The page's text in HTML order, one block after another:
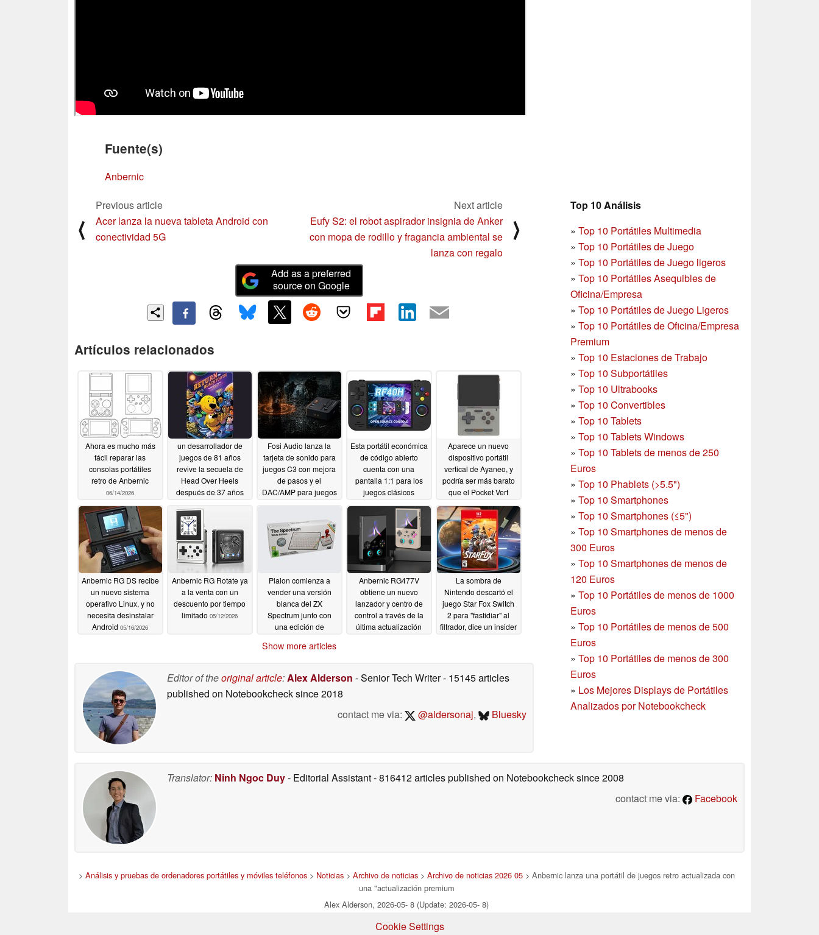
Fuente(s)
Anbernic
Top 10 Análisis
» Top 10 Portátiles Multimedia
» Top 10 Portátiles de Juego
» Top 10 Portátiles de Juego ligeros
» Top 10 Portátiles Asequibles de
Oficina/Empresa
» Top 10 Portátiles de Juego Ligeros
» Top 10 Portátiles de Oficina/Empresa
Premium
» Top 10 Estaciones de Trabajo
» Top 10 Subportátiles
» Top 10 Ultrabooks
» Top 10 Convertibles
» Top 10 Tablets
» Top 10 Tablets Windows
» Top 10 Tablets de menos de 250
Euros
» Top 10 Phablets (>5.5")
» Top 10 Smartphones
» Top 10 Smartphones (≤5")
» Top 10 Smartphones de menos de
300 Euros
» Top 10 Smartphonesde menos de
120 Euros
» Top 10 Portátiles de menos de 1000
Euros
» Top 10 Portátiles de menos de 500
Euros
» Top 10 Portátiles de menos de 300
Euros
» Los Mejores Displays de Portátiles
Analizados por Notebookcheck
⟨
Previous article
Acer lanza la nueva tableta Android con
conectividad 5G
Next article
Eufy S2: el robot aspirador insignia de Anker
con mopa de rodillo y fragancia ambiental se
lanza con regalo
⟩
Add as a preferred
source on Google
Artículos relacionados
Ahora es mucho más
fácil reparar las
consolas portátiles
retro de Anbernic
06/14/2026
un desarrollador de
juegos de 81 años
revive la secuela de
Head Over Heels
después de 37 años
Fosi Audio lanza la
tarjeta de sonido para
juegos C3 con mejora
de pasos y el
DAC/AMP para juegos
Esta portátil económica
de código abierto
cuenta con una
pantalla 1:1 para los
juegos clásicos
05/19/2026
Aparece un nuevo
dispositivo portátil
vertical de Ayaneo, y
podría ser más barato
que el Pocket Vert
05/18/2026
Anbernic RG DS recibe
un nuevo sistema
operativo Linux, y no
necesita desinstalar
Android 05/16/2026
Anbernic RG Rotate ya
a la venta con un
descuento por tiempo
limitado 05/12/2026
Plaion comienza a
vender una versión
blanca del ZX
Spectrum junto con
una edición de
Anbernic RG477V
obtiene un nuevo
lanzador y centro de
control a través de la
última actualización
La sombra de
Nintendo descartó el
juego Star Fox Switch
2 para "fastidiar" al
filtrador, dice un insider
Show more articles
Editor of theoriginal article:Alex Alderson - Senior Tech Writer- 15145 articles
published on Notebookchecksince 2018
contact me via:
@aldersonaj, Bluesky
Translator: Ninh Ngoc Duy- Editorial Assistant- 816412 articles published on Notebookchecksince 2008
contact me via:
Facebook
> Análisis y pruebas de ordenadores portátiles y móviles teléfonos> Noticias> Archivo de noticias> Archivo de noticias 2026 05> Anbernic lanza una portátil de juegos retro actualizada con
una "actualización premium
Alex Alderson, 2026-05- 8 (Update: 2026-05- 8)
Cookie Settings